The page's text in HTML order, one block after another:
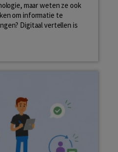
maar weten ze ook
om informatie te
Digitaal vertellen is